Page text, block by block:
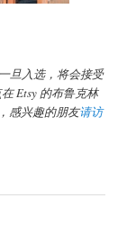
旦入选，将会接受
Etsy 的布鲁克林
感兴趣的朋友请访